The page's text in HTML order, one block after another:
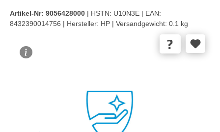
Artikel-Nr: 9056428000 | HSTN: U10N3E | EAN:
8432390014756 | Hersteller: HP | Versandgewicht: 0.1 kg